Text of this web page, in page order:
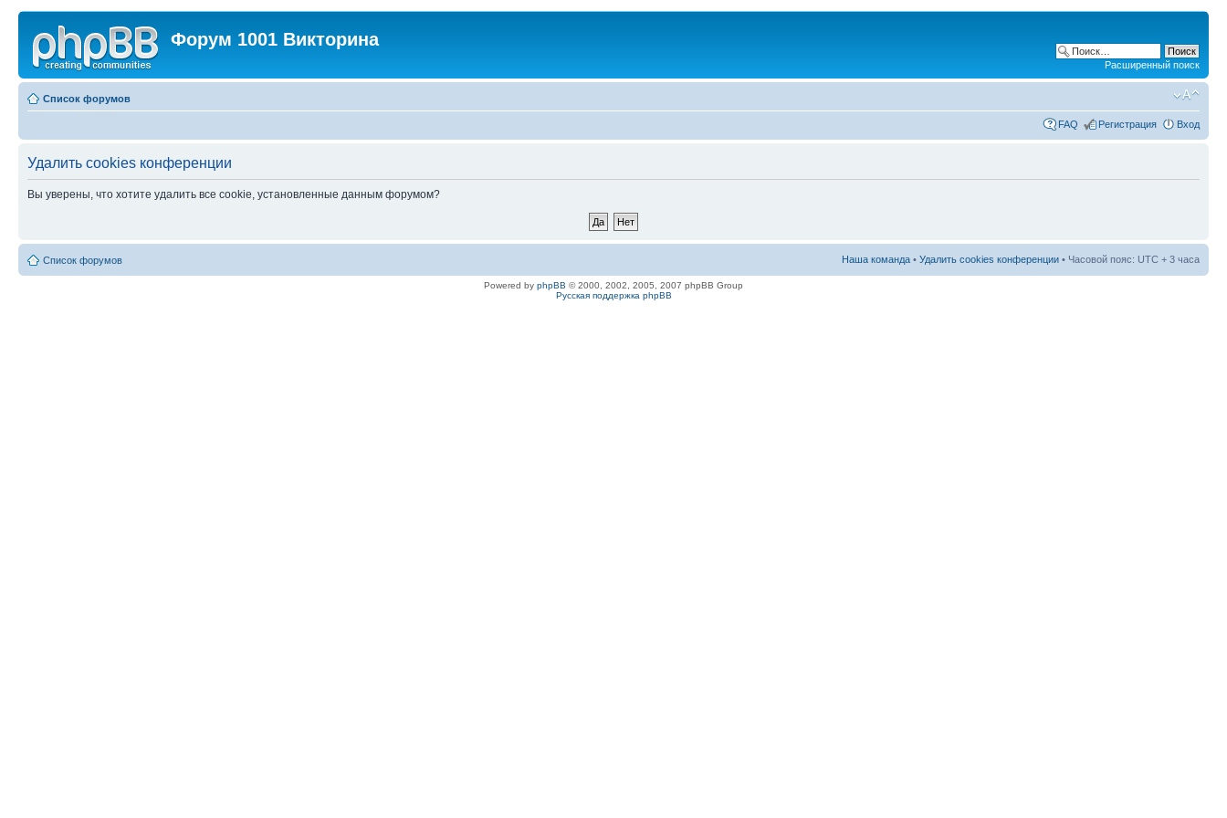
Форум 1001 Викторина
Расширенный поиск
Список форумов
FAQ Регистрация Вход
Удалить cookies конференции
Вы уверены, что хотите удалить все cookie, установленные данным форумом?
Список форумов Наша команда • Удалить cookies конференции • Часовой пояс: UTC + 3 часа
Powered by phpBB © 2000, 2002, 2005, 2007 phpBB Group
Русская поддержка phpBB